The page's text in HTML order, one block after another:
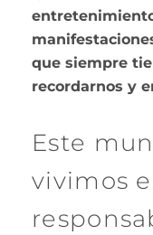
que siempre
recordarnos y
Este
vivimos